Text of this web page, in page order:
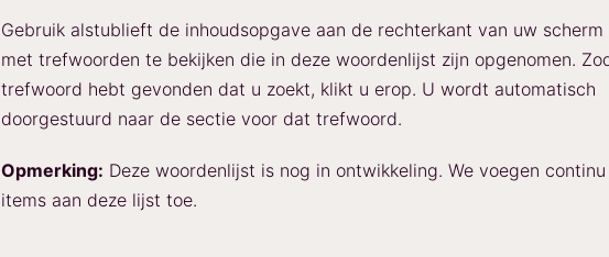
Gebruik alstublieft de inhoudsopgave aan de rechterkant van uw
met trefwoorden te bekijken die in deze woordenlijst zijn opgenomen.
trefwoord hebt gevonden dat u zoekt, klikt u erop. U wordt automatisch
doorgestuurd naar de sectie voor dat trefwoord.
Opmerking: Deze woordenlijst is nog in ontwikkeling. We voegen
items aan deze lijst toe.